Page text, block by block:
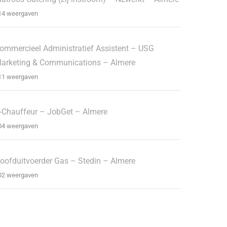
weergaven
Administratief Assistent – USG
& Communications – Almere
weergaven
Chauffeur – JobGet – Almere
weergaven
Gas – Stedin – Almere
weergaven